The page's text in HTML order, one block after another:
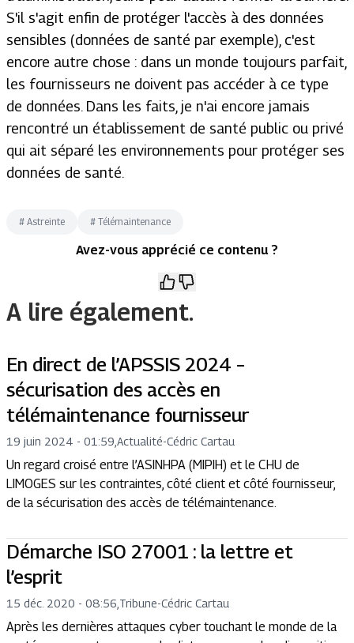
S'il s'agit enfin de protéger l'accès à des données
sensibles (données de santé par exemple), c'est
encore autre chose : dans un monde toujours parfait,
les fournisseurs ne doivent pas accéder à ce type
de données. Dans les faits, je n'ai encore jamais
rencontré un établissement de santé public ou privé
qui ait séparé les environnements pour protéger ses
données de santé.
# Astreinte # Télémaintenance
Avez-vous apprécié ce contenu ?
A lire également.
En direct de l’APSSIS 2024 –
sécurisation des accès en
télémaintenance fournisseur
19 juin 2024 - 01:59 Actualité-Cédric Cartau
Un regard croisé entre l’ASINHPA (MIPIH) et le CHU de
LIMOGES sur les contraintes, côté client et côté fournisseur,
de la sécurisation des accès de télémaintenance.
Démarche ISO 27001 : la lettre et
l’esprit
15 déc. 2020 - 08:56 Tribune-Cédric Cartau
Après les dernières attaques cyber touchant le monde de la